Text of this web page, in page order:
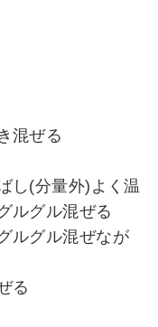
混ぜる
し(分量外)よく温
ルグル混ぜる
ルグル混ぜなが
る